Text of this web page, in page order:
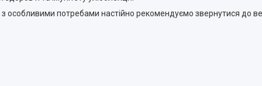
особливими потребами настійно рекомендуємо звернутися до